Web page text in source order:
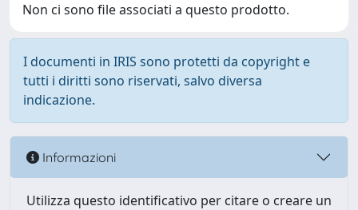
Non ci sono file associati a questo prodotto.
I documenti in IRIS sono protetti da copyright e
tutti i diritti sono riservati, salvo diversa
indicazione.
Informazioni
Utilizza questo identificativo per citare o creare un